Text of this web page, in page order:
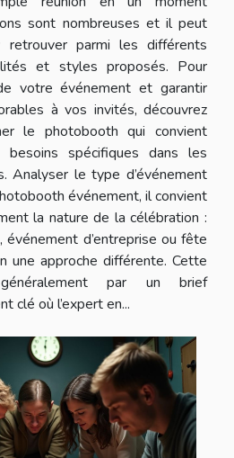
sont nombreuses et il peut
parmi les différents
et styles proposés. Pour
votre événement et garantir
à vos invités, découvrez
le photobooth qui convient
spécifiques dans les
Analyser le type d’événement
événement, il convient
la nature de la célébration :
événement d’entreprise ou fête
une approche différente. Cette
par un brief
clé où l’expert en...